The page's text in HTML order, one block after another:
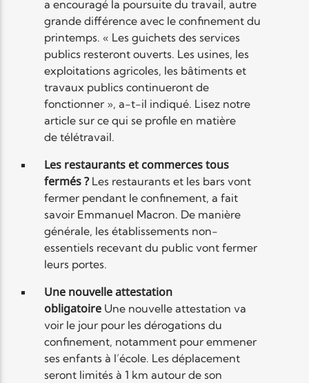
a encouragé la poursuite du travail, autre
grande différence avec le confinement du
printemps. « Les guichets des services
publics resteront ouverts. Les usines, les
exploitations agricoles, les bâtiments et
travaux publics continueront de
fonctionner », a-t-il indiqué. Lisez notre
article sur ce qui se profile en matière
de télétravail.
Les restaurants et commerces tous
fermés ? Les restaurants et les bars vont
fermer pendant le confinement, a fait
savoir Emmanuel Macron. De manière
générale, les établissements non-
essentiels recevant du public vont fermer
leurs portes.
Une nouvelle attestation
obligatoire Une nouvelle attestation va
voir le jour pour les dérogations du
confinement, notamment pour emmener
ses enfants à l’école. Les déplacement
seront limités à 1 km autour de son